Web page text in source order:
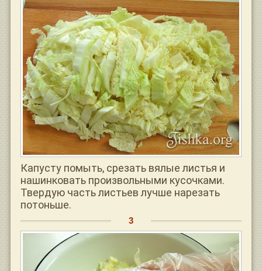
Капусту помыть, срезать вялые листья и
нашинковать произвольными кусочками.
Твердую часть листьев лучше нарезать
потоньше.